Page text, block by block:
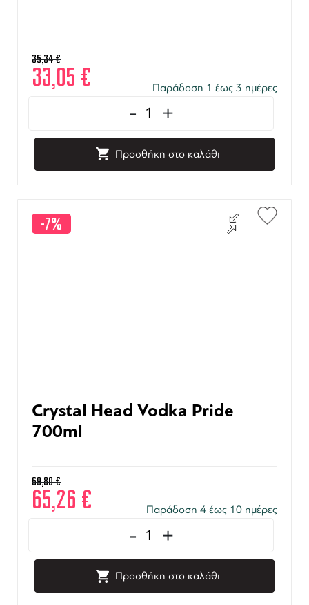
35,34€
33,05 € Παράδοση 1 έως 3 ημέρες
- +
Προσθήκη στο καλάθι
-7%
Crystal Head Vodka Pride
700ml
69,80€
65,26 € Παράδοση 4 έως 10 ημέρες
- +
Προσθήκη στο καλάθι